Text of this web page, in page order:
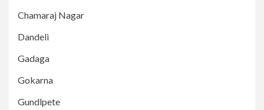
Chamaraj Nagar
Dandeli
Gadaga
Gokarna
Gundlpete